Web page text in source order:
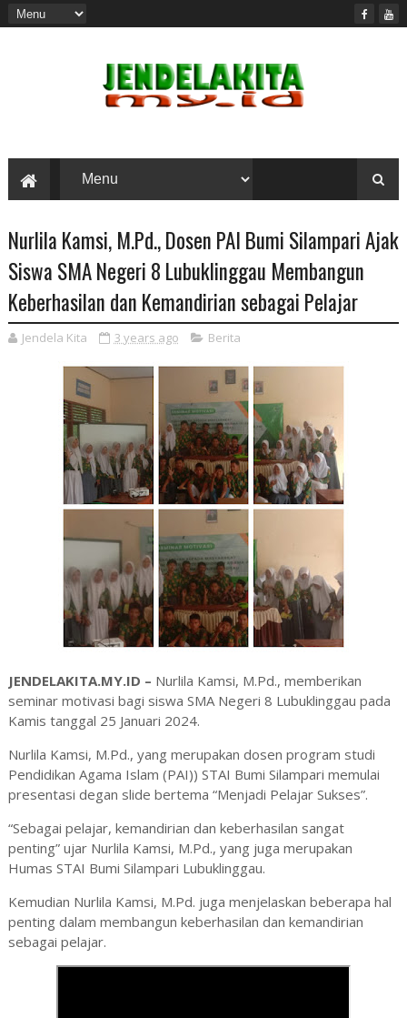
Nurlila Kamsi, M.Pd., Dosen PAI Bumi Silampari Ajak
Siswa SMA Negeri 8 Lubuklinggau Membangun
Keberhasilan dan Kemandirian sebagai Pelajar
Jendela Kita 3 years ago Berita
JENDELAKITA.MY.ID – Nurlila Kamsi, M.Pd., memberikan
seminar motivasi bagi siswa SMA Negeri 8 Lubuklinggau pada
Kamis tanggal 25 Januari 2024.
Nurlila Kamsi, M.Pd., yang merupakan dosen program studi
Pendidikan Agama Islam (PAI)) STAI Bumi Silampari memulai
presentasi degan slide bertema “Menjadi Pelajar Sukses”.
“Sebagai pelajar, kemandirian dan keberhasilan sangat
penting” ujar Nurlila Kamsi, M.Pd., yang juga merupakan
Humas STAI Bumi Silampari Lubuklinggau.
Kemudian Nurlila Kamsi, M.Pd. juga menjelaskan beberapa hal
penting dalam membangun keberhasilan dan kemandirian
sebagai pelajar.